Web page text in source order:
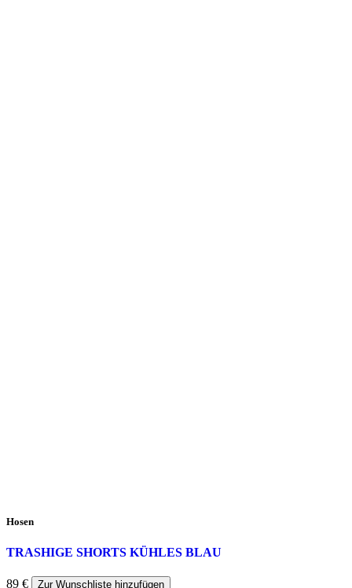
Hosen
TRASHIGE SHORTS KÜHLES BLAU
89 € Zur Wunschliste hinzufügen